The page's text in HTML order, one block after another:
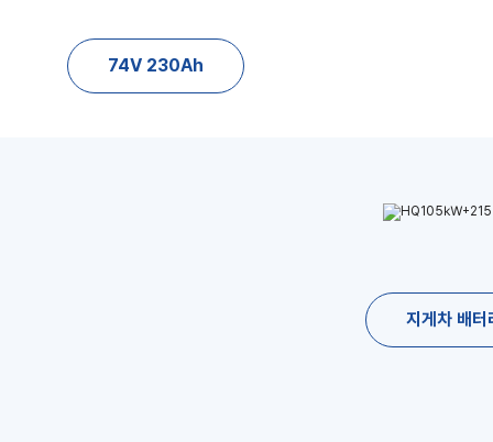
74V 230Ah
지게차 배터